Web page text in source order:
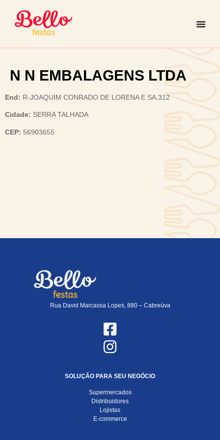
N N EMBALAGENS LTDA
End: R-JOAQUIM CONRADO DE LORENA E SA,312
Cidade: SERRA TALHADA
CEP: 56903655
Rua David Marcassa Lopes, 880 – Cabreúva
SOLUÇÃO PARA SEU NEGÓCIO
Supermercados
Distribuidores
Lojistas
E-commerce